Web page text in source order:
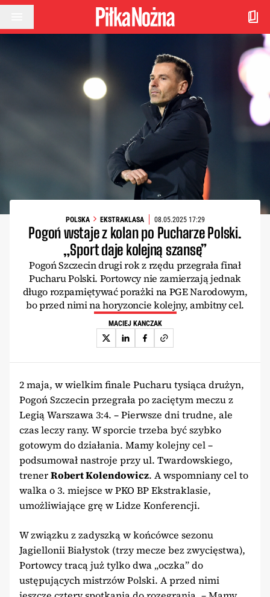
Przejdź do treści
POLSKA EKSTRAKLASA 08.05.2025 17:29
Pogoń wstaje z kolan po Pucharze Polski.
„Sport daje kolejną szansę”
Pogoń Szczecin drugi rok z rzędu przegrała finał
Pucharu Polski. Portowcy nie zamierzają jednak
długo rozpamiętywać porażki na PGE Narodowym,
bo przed nimi na horyzoncie kolejny, ambitny cel.
MACIEJ KANCZAK
2 maja, w wielkim finale Pucharu tysiąca drużyn,
Pogoń Szczecin przegrała po zaciętym meczu z
Legią Warszawa 3:4. – Pierwsze dni trudne, ale
czas leczy rany. W sporcie trzeba być szybko
gotowym do działania. Mamy kolejny cel –
podsumował nastroje przy ul. Twardowskiego,
trenerRobert Kolendowicz. A wspomniany cel to
walka o 3. miejsce w PKO BP Ekstraklasie,
umożliwiające grę w Lidze Konferencji.
W związku z zadyszką w końcówce sezonu
Jagiellonii Białystok (trzy mecze bez zwycięstwa),
Portowcy tracą już tylko dwa „oczka” do
ustępujących mistrzów Polski. A przed nimi